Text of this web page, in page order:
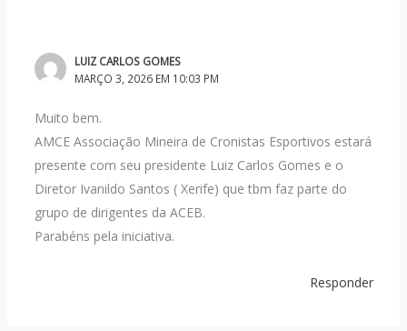
LUIZ CARLOS GOMES
MARÇO 3, 2026 EM 10:03 PM
Muito bem.
AMCE Associação Mineira de Cronistas Esportivos estará
presente com seu presidente Luiz Carlos Gomes e o
Diretor Ivanildo Santos ( Xerife) que tbm faz parte do
grupo de dirigentes da ACEB.
Parabéns pela iniciativa.
Responder